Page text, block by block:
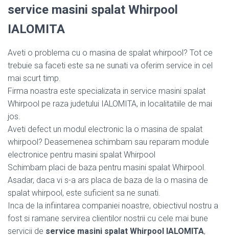
service masini spalat Whirpool
IALOMITA
Aveti o problema cu o masina de spalat whirpool? Tot ce
trebuie sa faceti este sa ne sunati va oferim service in cel
mai scurt timp.
Firma noastra este specializata in service masini spalat
Whirpool pe raza judetului IALOMITA, in localitatiile de mai
jos.
Aveti defect un modul electronic la o masina de spalat
whirpool? Deasemenea schimbam sau reparam module
electronice pentru masini spalat Whirpool
Schimbam placi de baza pentru masini spalat Whirpool.
Asadar, daca vi s-a ars placa de baza de la o masina de
spalat whirpool, este suficient sa ne sunati.
Inca de la infiintarea companiei noastre, obiectivul nostru a
fost si ramane servirea clientilor nostrii cu cele mai bune
servicii de service masini spalat Whirpool IALOMITA,